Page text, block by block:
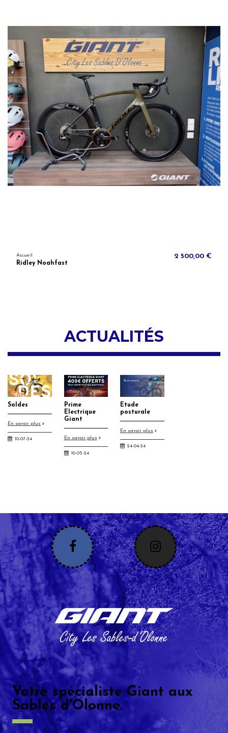
Accueil
Ridley Noahfast
2 500,00 €
ACTUALITÉS
Soldes
En savoir plus
10-07-24
Prime
Electrique
Giant
En savoir plus
10-05-24
Etude
posturale
En savoir plus
24-04-24
Votre spécialiste Giant aux
Sables d'Olonne.